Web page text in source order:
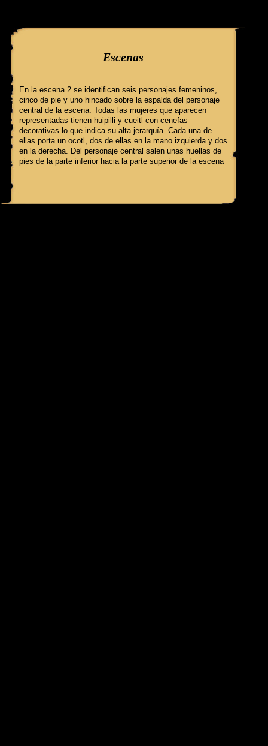
Escenas
En la escena 2 se identifican seis personajes femeninos,
cinco de pie y uno hincado sobre la espalda del personaje
central de la escena. Todas las mujeres que aparecen
representadas tienen huipilli y cueitl con cenefas
decorativas lo que indica su alta jerarquía. Cada una de
ellas porta un ocotl, dos de ellas en la mano izquierda y dos
en la derecha. Del personaje central salen unas huellas de
pies de la parte inferior hacia la parte superior de la escena